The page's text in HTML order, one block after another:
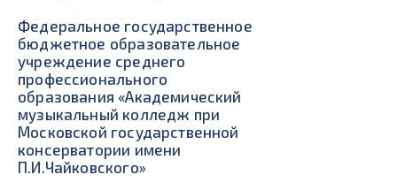
Федеральное государственное
бюджетное образовательное
учреждение среднего
профессионального
образования «Академический
музыкальный колледж при
Московской государственной
консерватории имени
П.И.Чайковского»